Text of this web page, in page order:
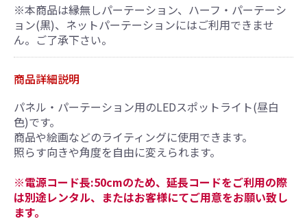
カートへ進む
※本商品は縁無しパーテーション、ハーフ・パーテーシ
ョン(黒)、ネットパーテーションにはご利用できませ
ん。ご了承下さい。
商品詳細説明
パネル・パーテーション用のLEDスポットライト(昼白
色)です。
商品や絵画などのライティングに使用できます。
照らす向きや角度を自由に変えられます。
※電源コード長:50cmのため、延長コードをご利用の際
は別途レンタル、またはお客様にてご用意をお願い致し
ます。